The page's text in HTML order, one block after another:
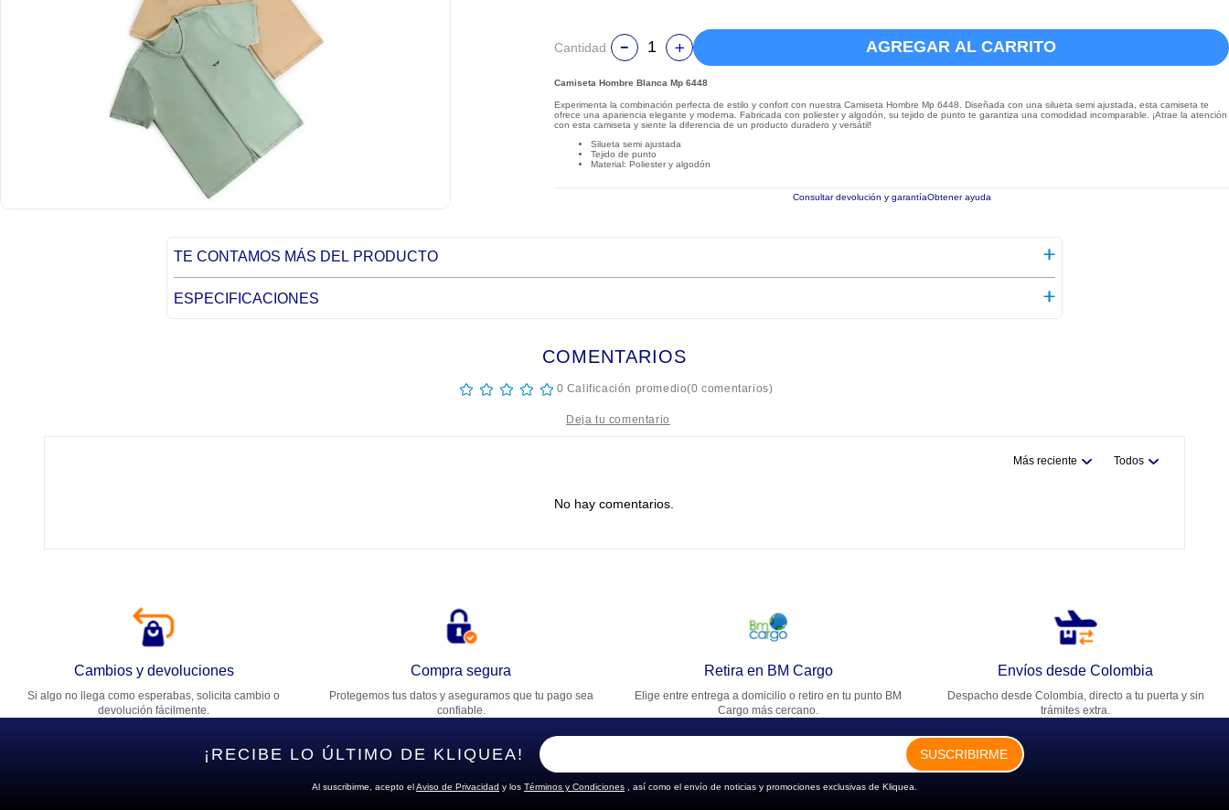
Cantidad AGREGAR AL CARRITO
Camiseta Hombre Blanca Mp 6448
Experimenta la combinación perfecta de estilo y confort con nuestra Camiseta Hombre Mp 6448. Diseñada con una silueta semi ajustada, esta camiseta te
ofrece una apariencia elegante y moderna. Fabricada con poliester y algodón, su tejido de punto te garantiza una comodidad incomparable. ¡Atrae la atención
con esta camiseta y siente la diferencia de un producto duradero y versátil!
Silueta semi ajustada
Tejido de punto
Material: Poliester y algodón
Consultar devolución y garantíaObtener ayuda
TE CONTAMOS MÁS DEL PRODUCTO
ESPECIFICACIONES
COMENTARIOS
☆ ☆ ☆ ☆ ☆ 0 Calificación promedio(0 comentarios)
Dirección de email
Escribe un comentario
Más reciente Todos
No hay comentarios.
Cambios y devoluciones
Si algo no llega como esperabas, solicita cambio o
devolución fácilmente.
Compra segura
Protegemos tus datos y aseguramos que tu pago sea
confiable.
Retira en BM Cargo
Elige entre entrega a domicilio o retiro en tu punto BM
Cargo más cercano.
Envíos desde Colombia
Despacho desde Colombia, directo a tu puerta y sin
trámites extra.
¡RECIBE LO ÚLTIMO DE KLIQUEA! SUSCRIBIRME
Al suscribirme, acepto elAviso de Privacidad y los Términos y Condiciones , así como el envío de noticias y promociones exclusivas de Kliquea.